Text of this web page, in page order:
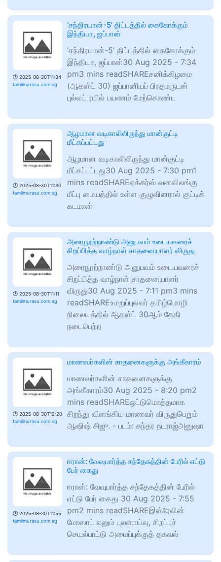
🕑 2025-08-30T11:34
tamilmurasu.com.sg
‘சந்திரயான்-5’ திட்டத்தில் கைகோக்கும்
இந்தியா, ஜப்பான்
‘சந்திரயான்-5’ திட்டத்தில் கைகோக்கும்
இந்தியா, ஜப்பான்30 Aug 2025 - 7:34
pm3 mins readSHAREசனிக்கிழமை
(ஆகஸ்ட் 30) ஜப்பானியப் பிரதமருடன்
புல்லட் ரயில் பயணம் மேற்கொண்ட
🕑 2025-08-30T11:30
tamilmurasu.com.sg
ஆழமான வடிகாலிலிருந்து மான்குட்டி
மீட்கப்பட்டது
ஆழமான வடிகாலிலிருந்து மான்குட்டி
மீட்கப்பட்டது30 Aug 2025 - 7:30 pm1
mins readSHAREஏக்கர்ஸ் வனவிலங்கு
மீட்பு மையத்தில் உள்ள குழுவினரால் குட்டிக்
கடமான்
🕑 2025-08-30T11:11
tamilmurasu.com.sg
அரைநூற்றாண்டு அனுபவம் உடையவரைச்
சிறப்பித்த வாழ்நாள் சாதனையாளர் விருது
அரைநூற்றாண்டு அனுபவம் உடையவரைச்
சிறப்பித்த வாழ்நாள் சாதனையாளர்
விருது30 Aug 2025 - 7:11 pm3 mins
readSHAREஉமறுப்புலவர் தமிழ்மொழி
நிலையத்தில் ஆகஸ்ட் 30ஆம் தேதி
நடைபெற்ற
🕑 2025-08-30T12:20
tamilmurasu.com.sg
மாணவர்களின் சாதனைகளுக்கு அங்கீகாரம்
மாணவர்களின் சாதனைகளுக்கு
அங்கீகாரம்30 Aug 2025 - 8:20 pm2
mins readSHAREஒட்டுமொத்தமாக
சிறந்து விளங்கிய மாணவர் விருதுபெறும்
ஆஷிஷ் சிஜு. - படம்: சுந்தர நடராஜ்அனுஷா
🕑 2025-08-30T11:55
tamilmurasu.com.sg
ஈரான்: வேவுபார்த்த சந்தேகத்தின் பேரில் எட்டு
பேர் கைது
ஈரான்: வேவுபார்த்த சந்தேகத்தின் பேரில்
எட்டு பேர் கைது 30 Aug 2025 - 7:55
pm2 mins readSHAREஇஸ்ரேலின்
மோஸாட் எனும் புலனாய்வு, சிறப்புச்
செயல்பாட்டு அமைப்புக்குத் தகவல்